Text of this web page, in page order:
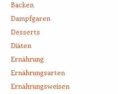
Backen
Dampfgaren
Desserts
Diäten
Ernährung
Ernährungsarten
Ernährungsweisen